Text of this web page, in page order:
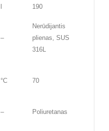
l 190
–
Nerūdijantis
plienas, SUS
316L
°C 70
– Poliuretanas